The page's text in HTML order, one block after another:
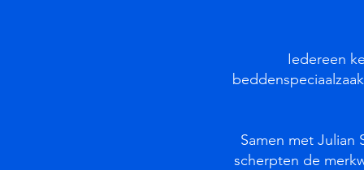
Iedereen
Samen met Julian
scherpten de